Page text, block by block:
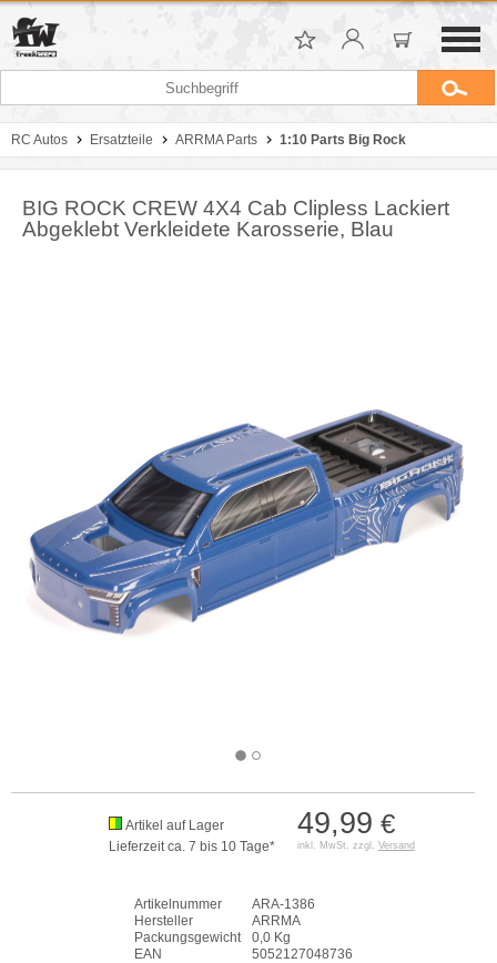
RC Autos Ersatzteile ARRMA Parts 1:10 Parts Big Rock
BIG ROCK CREW 4X4 Cab Clipless Lackiert
Abgeklebt Verkleidete Karosserie, Blau
49,99 €
inkl. MwSt. zzgl. Versand
Artikel auf Lager
Lieferzeit ca. 7 bis 10 Tage*
Artikelnummer
ARA-1386
Hersteller
ARRMA
Packungsgewicht
0,0 Kg
EAN
5052127048736